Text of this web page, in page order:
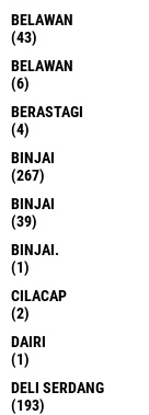
BELAWAN
(43)
BELAWAN
(6)
BERASTAGI
(4)
BINJAI
(267)
BINJAI
(39)
BINJAI.
(1)
CILACAP
(2)
DAIRI
(1)
DELI SERDANG
(193)